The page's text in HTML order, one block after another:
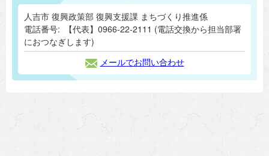
人吉市 復興政策部 復興支援課 まちづくり推進係
電話番号:
【代表】0966-22-2111 (電話交換から担当部署
におつなぎします)
メールでお問い合わせ